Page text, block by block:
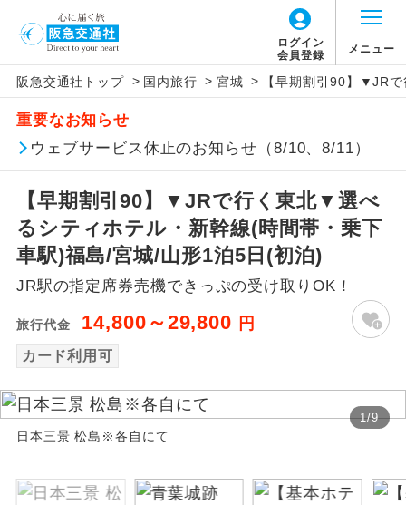
ログイン
会員登録
メニュー
阪急交通社トップ > 国内旅行 > 宮城 > 【早期割引90】▼JR
重要なお知らせ
ウェブサービス休止のお知らせ（8/10、8/11）
【早期割引90】▼JRで行く東北▼選べ
るシティホテル・新幹線(時間帯・乗下
車駅)福島/宮城/山形1泊5日(初泊)
JR駅の指定席券売機できっぷの受け取りOK！
旅行代金 14,800～29,800 円
カード利用可
1/9
日本三景 松島※各自にて
アイコン 説明
添乗員同行
往路出発空港（駅）から復路到着空港
（駅）まで同行します。
現地添乗員同
行
現地到着空港（駅）から最終日出発空港
（駅）まで添乗員が同行します。
バスガイド乗
務
バスガイドが乗務し、車内での観光案内
があります。
新コース 初登場のコースです。
然遺産を訪ねるコースです。
絶景 絶景スポットに立ち寄るコースです。
温泉 温泉地にも宿泊するコースです。